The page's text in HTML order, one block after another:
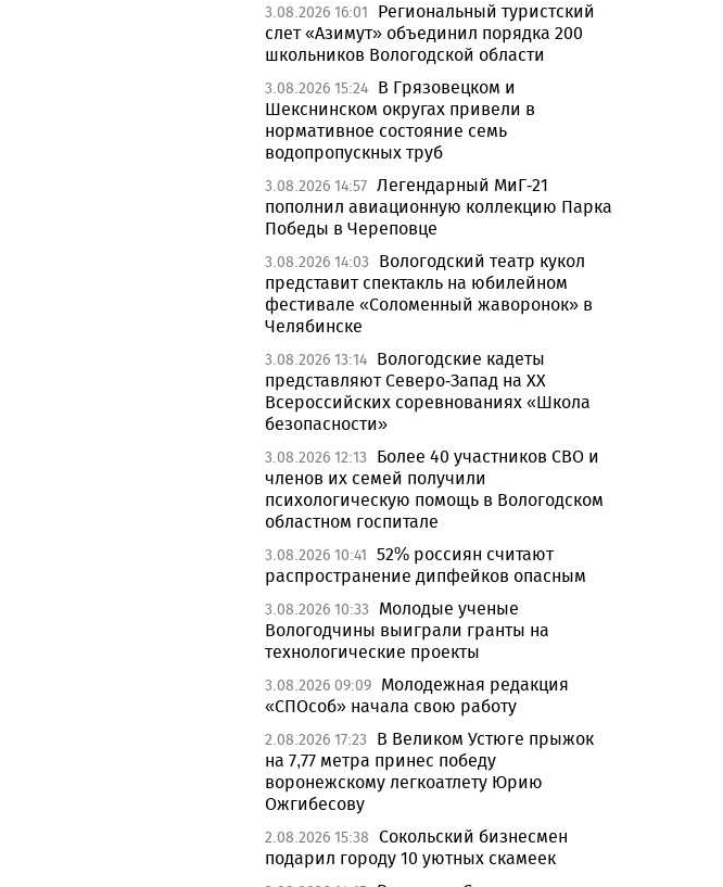
3.08.2026 16:01
Региональный туристский
слет «Азимут» объединил порядка 200
школьников Вологодской области
3.08.2026 15:24 В Грязовецком и
Шекснинском округах привели в
нормативное состояние семь
водопропускных труб
3.08.2026 14:57 Легендарный МиГ-21
пополнил авиационную коллекцию Парка
Победы в Череповце
3.08.2026 14:03
Вологодский театр кукол
представит спектакль на юбилейном
фестивале «Соломенный жаворонок» в
Челябинске
3.08.2026 13:14 Вологодские кадеты
представляют Северо-Запад на XX
Всероссийских соревнованиях «Школа
безопасности»
3.08.2026 12:13
Более 40 участников СВО и
членов их семей получили
психологическую помощь в Вологодском
областном госпитале
3.08.2026 10:41 52% россиян считают
распространение дипфейков опасным
3.08.2026 10:33
Молодые ученые
Вологодчины выиграли гранты на
технологические проекты
3.08.2026 09:09 Молодежная редакция
«СПОсоб» начала свою работу
2.08.2026 17:23
В Великом Устюге прыжок
на 7,77 метра принес победу
воронежскому легкоатлету Юрию
Ожгибесову
2.08.2026 15:38 Сокольский бизнесмен
подарил городу 10 уютных скамеек